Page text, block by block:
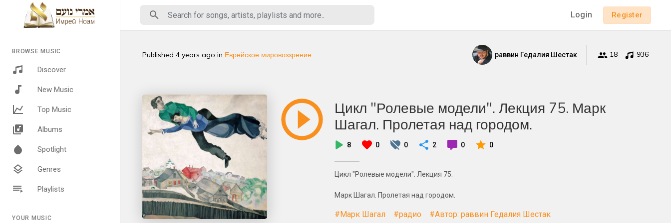
BROWSE MUSIC
Discover
New Music
Top Music
Albums
Spotlight
Genres
Playlists
YOUR MUSIC
Login Register
Published 4 years ago in Еврейское мировоззрение раввин Гедалия Шестак 18 936
Цикл "Ролевые модели". Лекция 75. Марк
Шагал. Пролетая над городом.
8 0 0 2 0 0
Цикл "Ролевые модели". Лекция 75.
Марк Шагал. Пролетая над городом.
#Марк Шагал #радио #Автор: раввин Гедалия Шестак